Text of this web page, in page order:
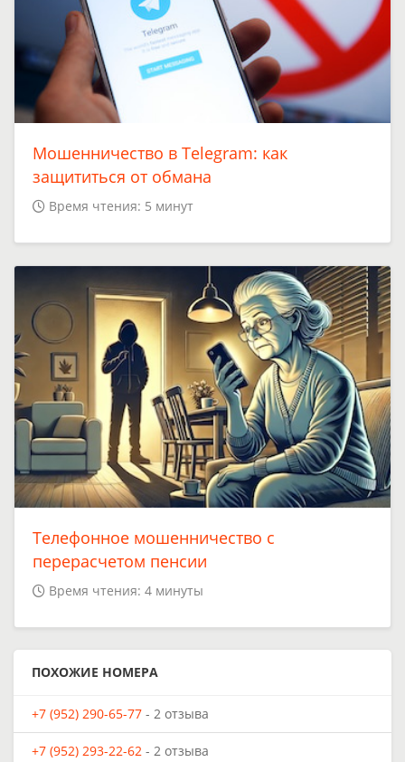
Мошенничество в Telegram: как
защититься от обмана
Время чтения: 5 минут
Телефонное мошенничество с
перерасчетом пенсии
Время чтения: 4 минуты
ПОХОЖИЕ НОМЕРА
+7 (952) 290-65-77 - 2 отзыва
+7 (952) 293-22-62 - 2 отзыва